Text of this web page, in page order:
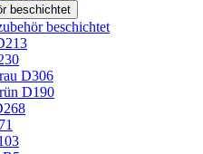
beschichtet
beschichtet
D306
D190